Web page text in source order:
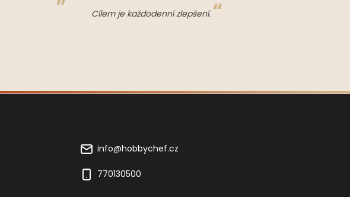
Cílem je každodenní zlepšení.
info@hobbychef.cz
770130500